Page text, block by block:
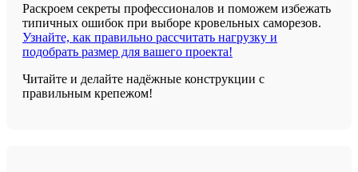
Раскроем секреты профессионалов и поможем избежать
типичных ошибок при выборе кровельных саморезов.
Узнайте, как правильно рассчитать нагрузку и
подобрать размер для вашего проекта!
Читайте и делайте надёжные конструкции с
правильным крепежом!